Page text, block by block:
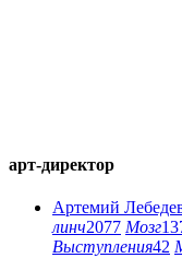
арт-директор
Артемий
линч2077 Мозг
Выступления42